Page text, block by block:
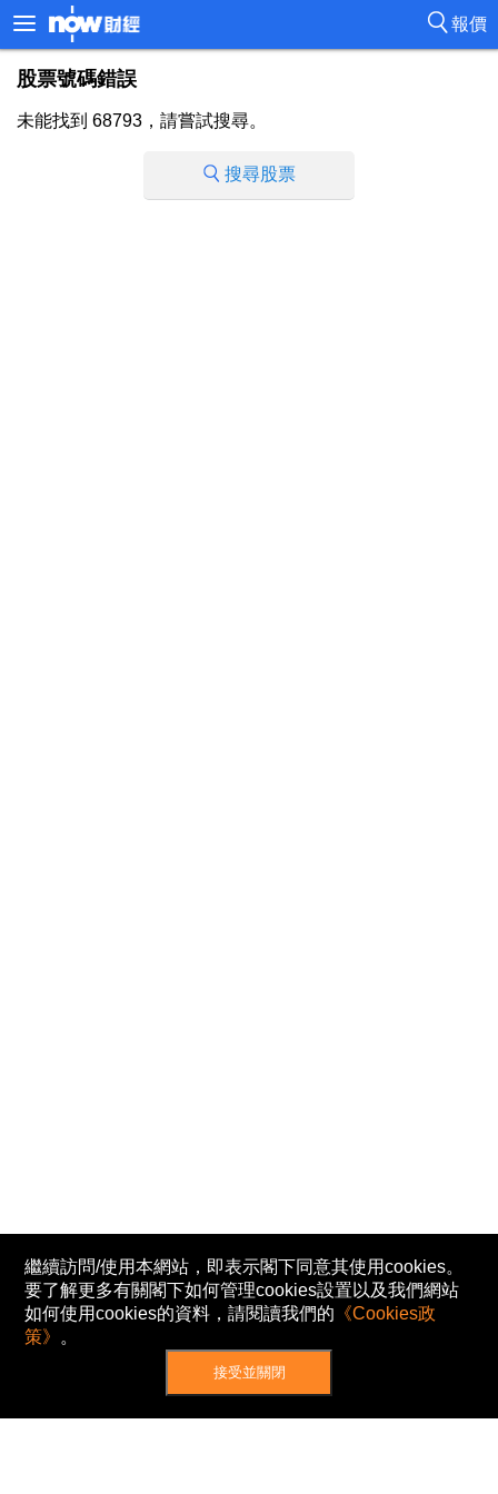
報價
股票號碼錯誤
未能找到 68793，請嘗試搜尋。
搜尋股票
繼續訪問/使用本網站，即表示閣下同意其使用cookies。
要了解更多有關閣下如何管理cookies設置以及我們網站
如何使用cookies的資料，請閱讀我們的 《Cookies政
策》 。
接受並關閉